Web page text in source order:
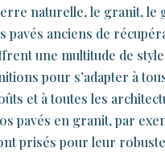
naturelle, le granit, le
pavés anciens de
une multitude de
pour s’adapter à
et à toutes les
pavés en granit, par
prisés pour leur